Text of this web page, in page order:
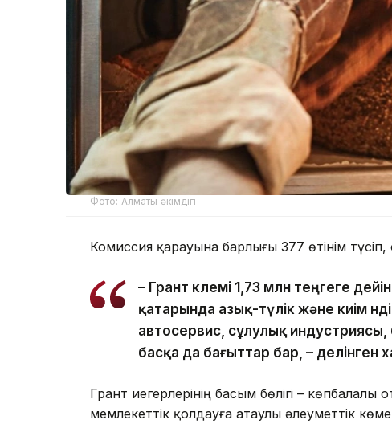
Фото: Алматы әкімдігі
Комиссия қарауына барлығы 377 өтінім
– Грант көлемі 1,73 млн теңгеге
қатарында азық-түлік және киім
автосервис, сұлулық
басқа да бағыттар бар, – делінген
Грант иегерлерінің басым бөлігі –
мемлекеттік қолдауға атаулы әлеуметтік